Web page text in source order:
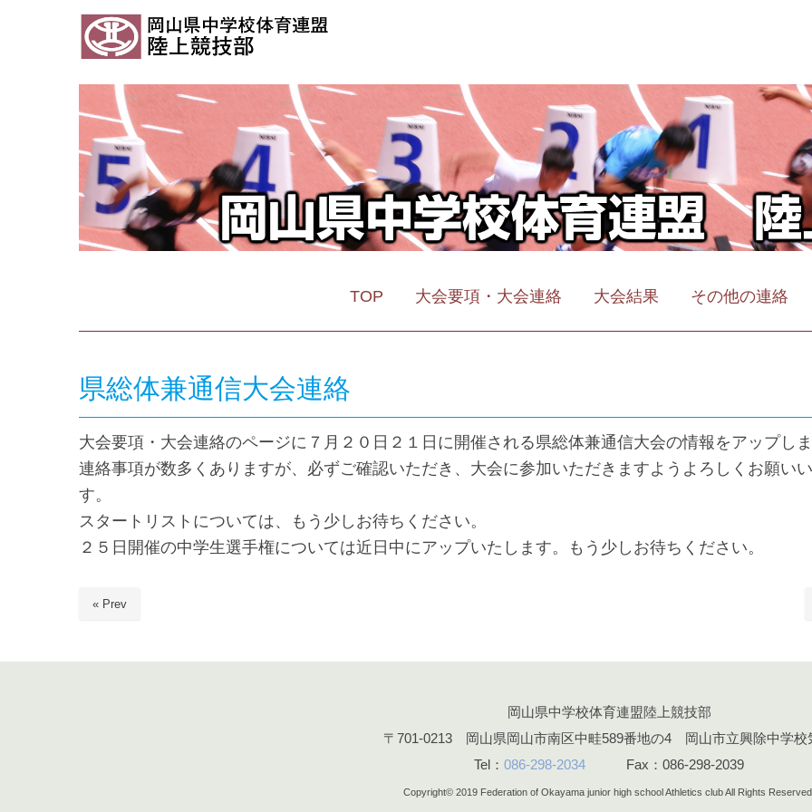
TOP 大会要項・大会連絡 大会結果 その他の連絡
県総体兼通信大会連絡
大会要項・大会連絡のページに７月２０日２１日に開催される県総体兼通信大会の情報をアップし
連絡事項が数多くありますが、必ずご確認いただき、大会に参加いただきますようよろしくお願い
す。
スタートリストについては、もう少しお待ちください。
２５日開催の中学生選手権については近日中にアップいたします。もう少しお待ちください。
« Prev
岡山県中学校体育連盟陸上競技部
〒701-0213 岡山県岡山市南区中畦589番地の4 岡山市立興除中学校
Tel： 086-298-2034 Fax：086-298-2039
Copyright© 2019 Federation of Okayama junior high school Athletics club All Rights